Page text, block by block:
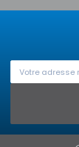
Alternative: